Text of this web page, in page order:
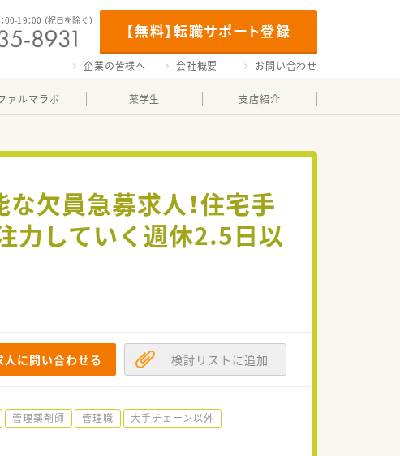
【無料】転職サポート登録
00-19：00 （祝日を除く）
企業の皆様へ 会社概要 お問い合わせ
ァルマラボ 薬学生 支店紹介
欠員急募求人！住宅手
力していく週休2.5日以
人に問い合わせる 検討リストに追加
管理薬剤師 管理職
大手チェーン以外